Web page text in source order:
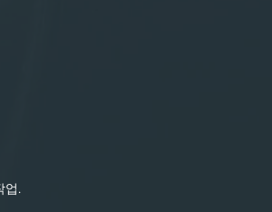
업.